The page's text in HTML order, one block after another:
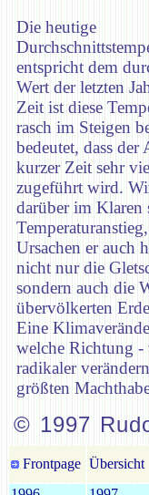
Die heutige
entspricht dem
Wert der letzten
Zeit ist diese
rasch im Steigen
bedeutet, dass der
kurzer Zeit sehr
zugeführt wird.
darüber im Klaren
Ursachen er auch
nicht nur die
sondern auch die
übervölkerten
Eine
welche Richtung
radikaler
größten
© 1997
Frontpage Übersicht